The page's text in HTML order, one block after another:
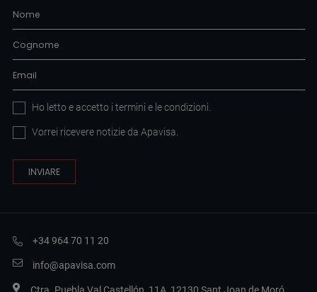
Ho letto e accetto i termini e le condizioni.
Vorrei ricevere notizie da Apavisa.
+34 964 70 11 20
info@apavisa.com